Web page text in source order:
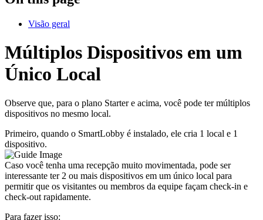
Visão geral
Múltiplos Dispositivos em um
Único Local
Observe que, para o plano Starter e acima, você pode ter múltiplos
dispositivos no mesmo local.
Primeiro, quando o SmartLobby é instalado, ele cria 1 local e 1
dispositivo.
Caso você tenha uma recepção muito movimentada, pode ser
interessante ter 2 ou mais dispositivos em um único local para
permitir que os visitantes ou membros da equipe façam check-in e
check-out rapidamente.
Para fazer isso: